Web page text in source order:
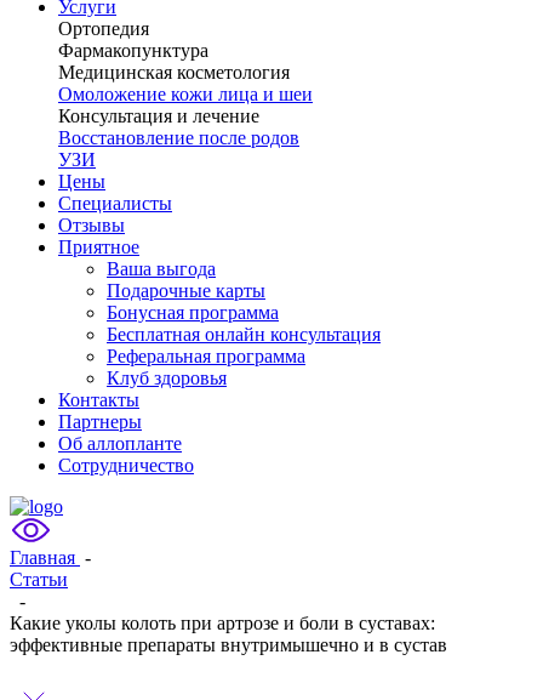
Услуги
Ортопедия
Фармакопунктура
Медицинская косметология
Омоложение кожи лица и шеи
Консультация и лечение
Восстановление после родов
УЗИ
Цены
Специалисты
Отзывы
Приятное
Ваша выгода
Подарочные карты
Бонусная программа
Бесплатная онлайн консультация
Реферальная программа
Клуб здоровья
Контакты
Партнеры
Об аллопланте
Сотрудничество
Главная -
Статьи
-
Какие уколы колоть при артрозе и боли в суставах:
эффективные препараты внутримышечно и в сустав